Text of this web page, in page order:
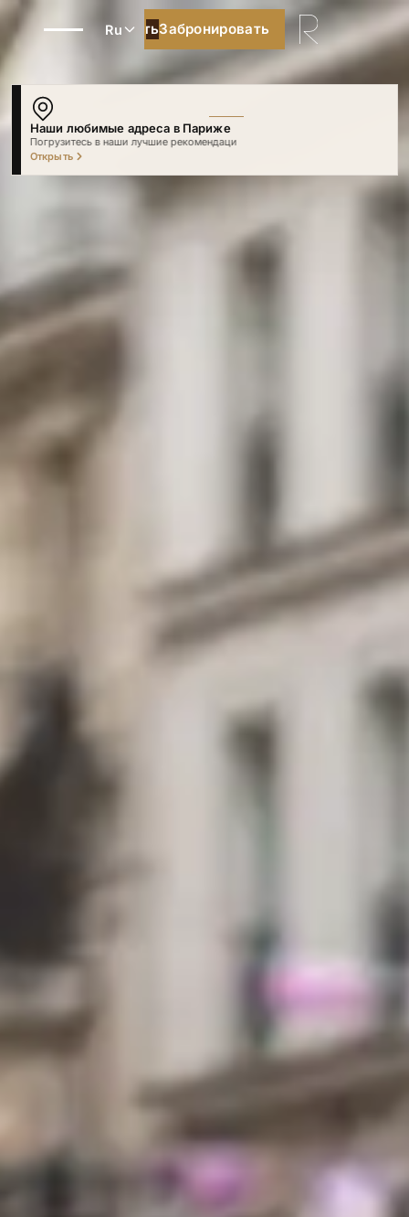
Ru Забронировать
Забронировать
Наши любимые адреса в Париже
Погрузитесь в наши лучшие рекомендации
Открыть